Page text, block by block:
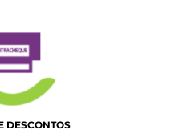
DESCONTOS